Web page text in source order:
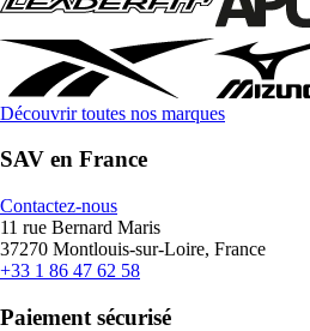
Découvrir toutes nos marques
SAV en France
Contactez-nous
11 rue Bernard Maris
37270 Montlouis-sur-Loire, France
+33 1 86 47 62 58
Paiement sécurisé